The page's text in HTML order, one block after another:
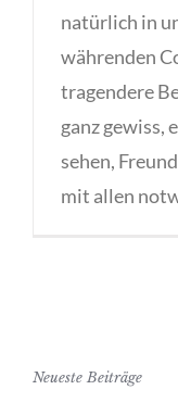
natürlich in
währenden
tragendere
ganz gewiss,
sehen,
mit allen
Neueste Beiträge